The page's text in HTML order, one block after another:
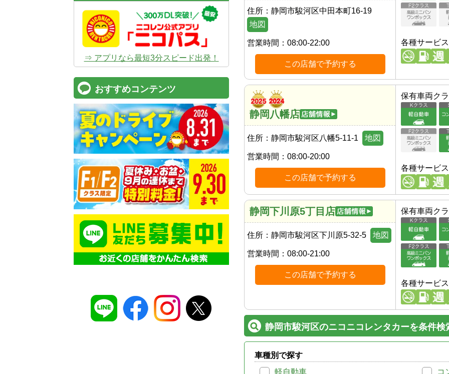
住所： 静岡市駿河区中田本町16-19
地図
営業時間： 08:00-22:00
この店舗で予約する
各種サービス
静岡八幡店
住所： 静岡市駿河区八幡5-11-1 地図
営業時間： 08:00-20:00
この店舗で予約する
保有車両ク
各種サービス
静岡下川原5丁目店
住所： 静岡市駿河区下川原5-32-5 地図
営業時間： 08:00-21:00
この店舗で予約する
保有車両ク
各種サービス
静岡市駿河区のニコニコレンタカーを条件検
車種別で探す
軽自動車
コ
⇒ アプリなら最短3分スピード出発！
おすすめコンテンツ